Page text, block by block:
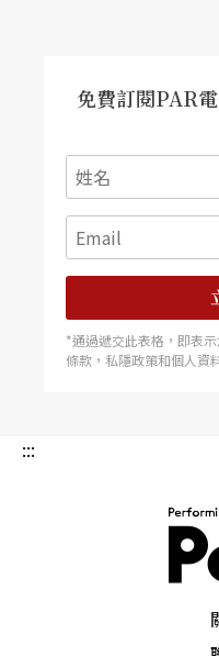
黎「
常惠
研討
九九
學主
歸創
場牛
http://
林懷
免費訂閱PAR
*通過遞交此表格，即表
條款，私隱政策和個人資
:::